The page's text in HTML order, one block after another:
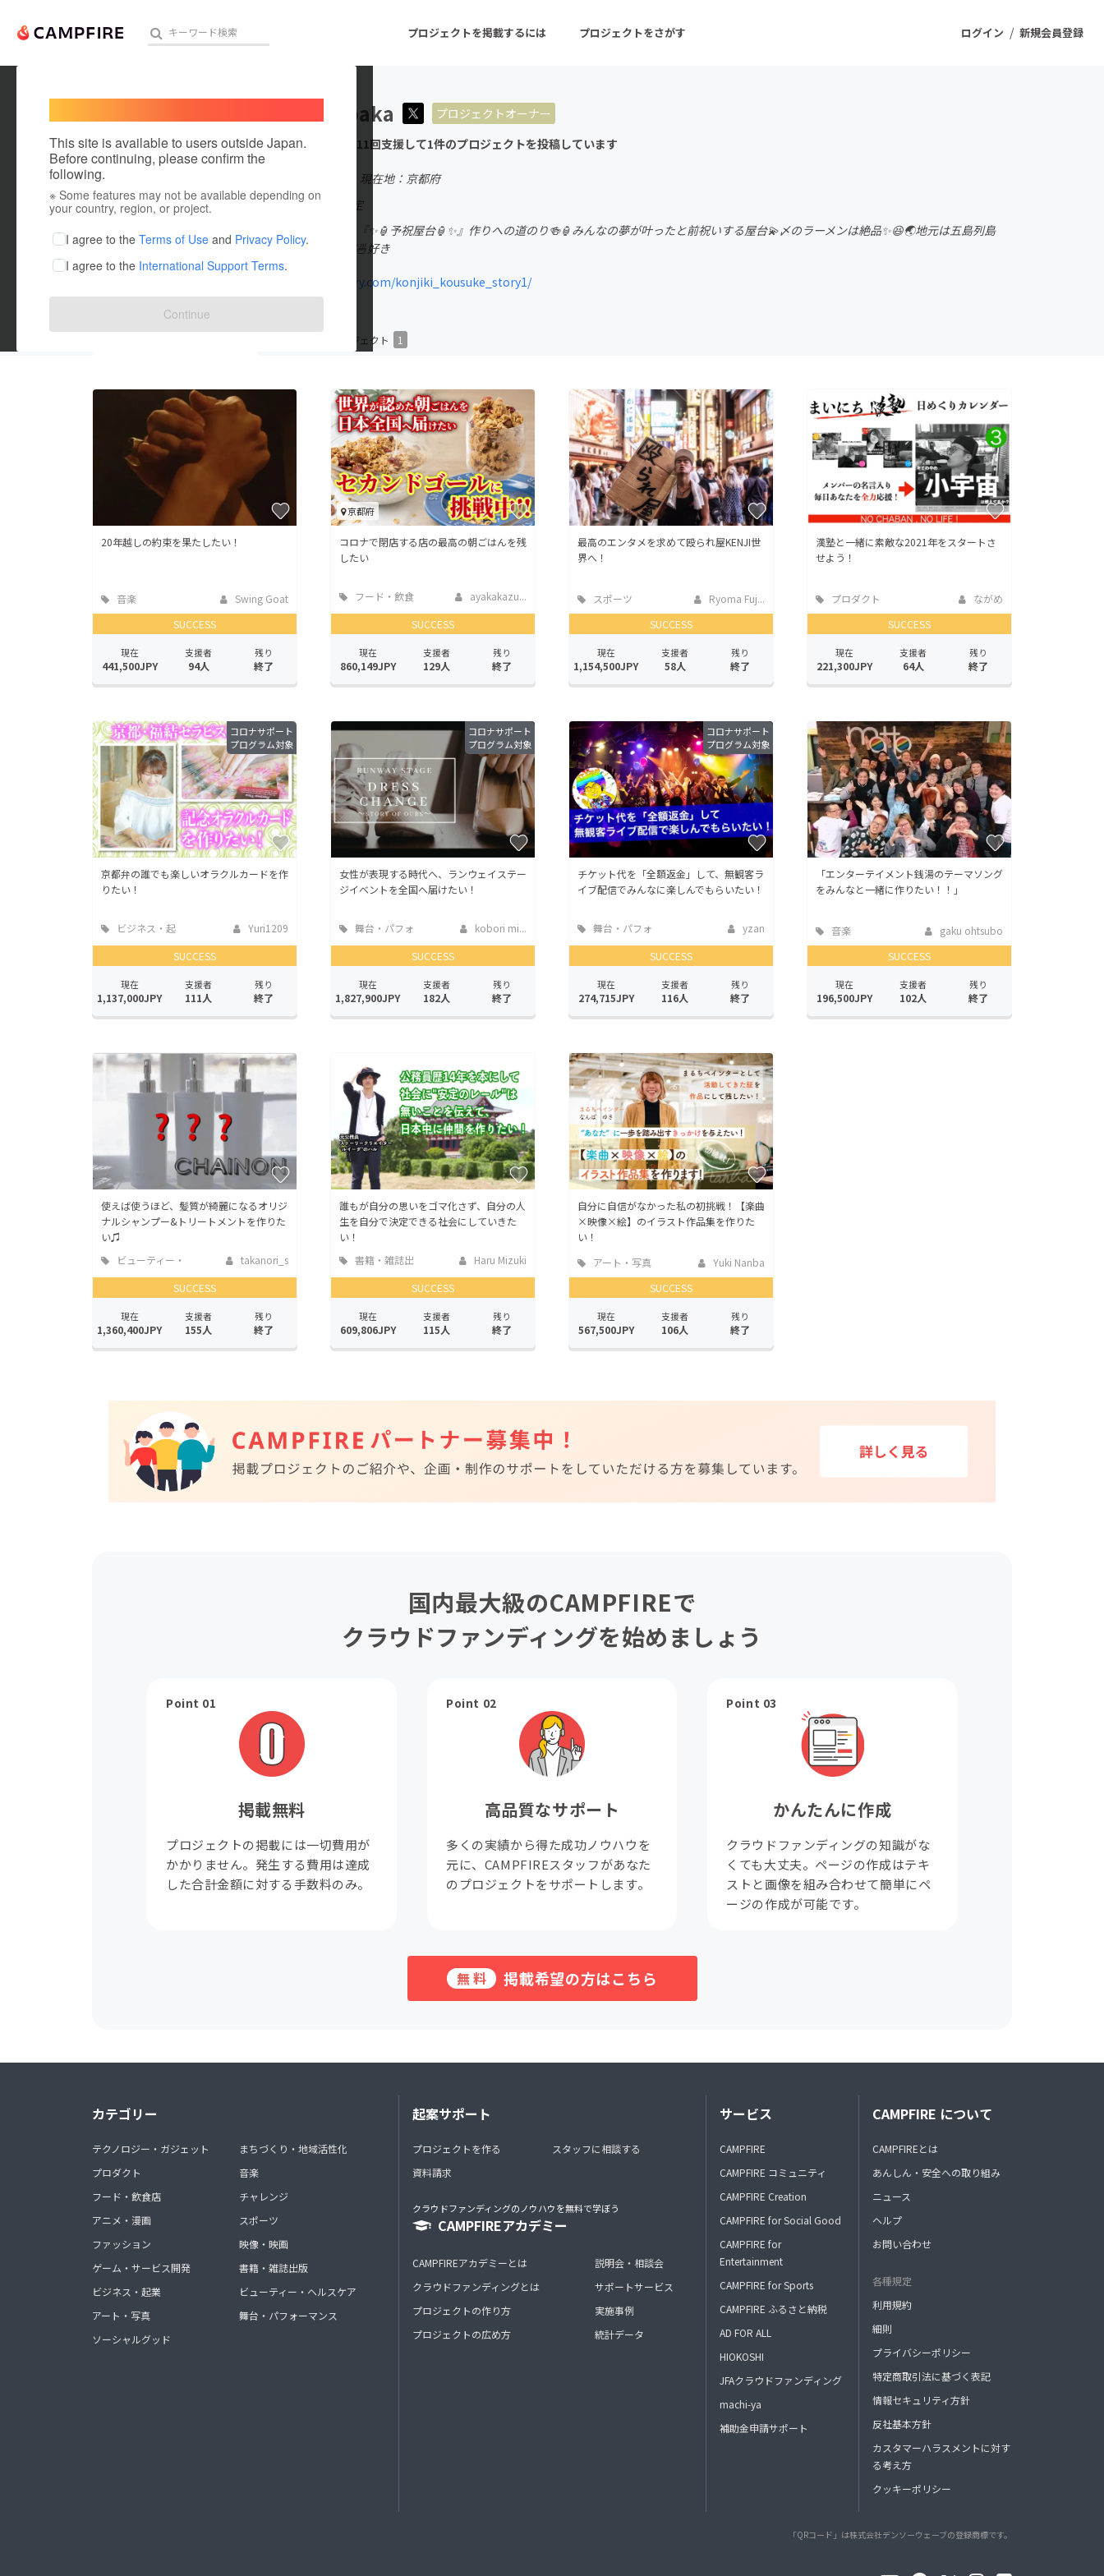
ログイン / 新規会員登録
プロジェクトを掲載するには プロジェクトをさがす
人気のプロジェクト 注目のリターン 注目の新着プロジェクト 募集終了が近いプロジェクト
アート・写真
テクノロジー・ガジェット
ゲーム・サービス開発 フード・飲食店
ファッション
映像・映画
ビジネス・起業
まちづくり・地域活性化
CAMPFIRE for Social Good
CAMPFIRE Creation
CAMPFIREふるさと納税
machi-ya コミュニティ
This site is available to users outside Japan.
Before continuing, please confirm the
following.
※ Some features may not be available depending on
your country, region, or project.
I agree to the Terms of Use and Privacy Policy.
I agree to the International Support Terms.
Continue
ramenbaka
プロジェクトオーナー
これまでに11回支援して1件のプロジェクトを投稿しています
現在地：京都府
出身国：未設定
2020年5月1日『✨🏮予祝屋台🏮✨』作りへの道のり🍻🏮みんなの夢が叶ったと前祝いする屋台💫〆のラーメンは絶品✨😆🌏地元は五島列島
🇯🇵今は京都/🍜好き
hac-gallery.com/konjiki_kousuke_story1/
プロジェクト 1
20年越しの約束を果たしたい！
音楽
Swing Goat
SUCCESS
現在
441,500JPY
支援者
94人
残り
終了
京都府
コロナで閉店する店の最高の朝ごはんを残
したい
フード・飲食
店
ayakakazu...
SUCCESS
現在
860,149JPY
支援者
129人
残り
終了
最高のエンタメを求めて殴られ屋KENJI世
界へ！
スポーツ
Ryoma Fuj...
SUCCESS
現在
1,154,500JPY
支援者
58人
残り
終了
漢塾と一緒に素敵な2021年をスタートさ
せよう！
プロダクト
ながめ
SUCCESS
現在
221,300JPY
支援者
64人
残り
終了
コロナサポート
プログラム対象
京都弁の誰でも楽しいオラクルカードを作
りたい！
ビジネス・起
業
Yuri1209
SUCCESS
現在
1,137,000JPY
支援者
111人
残り
終了
コロナサポート
プログラム対象
女性が表現する時代へ、ランウェイステー
ジイベントを全国へ届けたい！
舞台・パフォ
ーマンス
kobori mi...
SUCCESS
現在
1,827,900JPY
支援者
182人
残り
終了
コロナサポート
プログラム対象
チケット代を「全額返金」して、無観客ラ
イブ配信でみんなに楽しんでもらいたい！
舞台・パフォ
ーマンス
yzan
SUCCESS
現在
274,715JPY
支援者
116人
残り
終了
「エンターテイメント銭湯のテーマソング
をみんなと一緒に作りたい！！」
音楽
gaku ohtsubo
SUCCESS
現在
196,500JPY
支援者
102人
残り
終了
使えば使うほど、髪質が綺麗になるオリジ
ナルシャンプー&トリートメントを作りた
い♫
ビューティー・
ヘルスケア
takanori_s
SUCCESS
現在
1,360,400JPY
支援者
155人
残り
終了
誰もが自分の思いをゴマ化さず、自分の人
生を自分で決定できる社会にしていきた
い！
書籍・雑誌出
版
Haru Mizuki
SUCCESS
現在
609,806JPY
支援者
115人
残り
終了
自分に自信がなかった私の初挑戦！【楽曲
×映像×絵】のイラスト作品集を作りた
い！
アート・写真
Yuki Nanba
SUCCESS
現在
567,500JPY
支援者
106人
残り
終了
国内最大級のCAMPFIREで
クラウドファンディングを始めましょう
Point 01
掲載無料
プロジェクトの掲載には一切費用が
かかりません。発生する費用は達成
した合計金額に対する手数料のみ。
Point 02
高品質なサポート
多くの実績から得た成功ノウハウを
元に、CAMPFIREスタッフがあなた
のプロジェクトをサポートします。
Point 03
かんたんに作成
クラウドファンディングの知識がな
くても大丈夫。ページの作成はテキ
ストと画像を組み合わせて簡単にペ
ージの作成が可能です。
無料 掲載希望の方はこちら
カテゴリー
テクノロジー・ガジェット
プロダクト
フード・飲食店
アニメ・漫画
ファッション
ゲーム・サービス開発
ビジネス・起業
アート・写真
ソーシャルグッド
まちづくり・地域活性化
音楽
チャレンジ
スポーツ
映像・映画
書籍・雑誌出版
ビューティー・ヘルスケア
舞台・パフォーマンス
起案サポート
プロジェクトを作る
資料請求
スタッフに相談する
クラウドファンディングのノウハウを無料で学ぼう
CAMPFIREアカデミー
CAMPFIREアカデミーとは
クラウドファンディングとは
プロジェクトの作り方
プロジェクトの広め方
説明会・相談会
サポートサービス
実施事例
統計データ
サービス
CAMPFIRE
CAMPFIRE コミュニティ
CAMPFIRE Creation
CAMPFIRE for Social Good
CAMPFIRE for
Entertainment
CAMPFIRE for Sports
CAMPFIRE ふるさと納税
AD FOR ALL
HIOKOSHI
JFAクラウドファンディング
machi-ya
補助金申請サポート
CAMPFIRE について
CAMPFIREとは
あんしん・安全への取り組み
ニュース
ヘルプ
お問い合わせ
各種規定
利用規約
細則
プライバシーポリシー
特定商取引法に基づく表記
情報セキュリティ方針
反社基本方針
カスタマーハラスメントに対す
る考え方
クッキーポリシー
「QRコード」は株式会社デンソーウェーブの登録商標です。